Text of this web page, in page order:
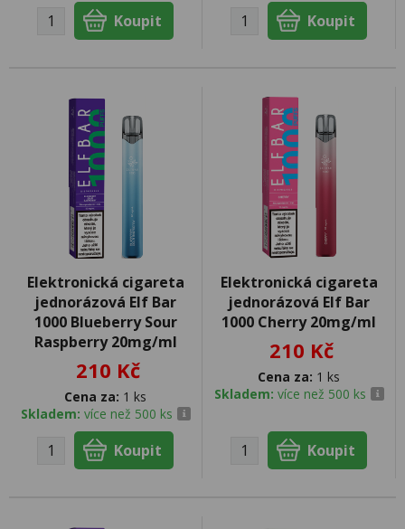
Elektronická cigareta
jednorázová Elf Bar
1000 Blueberry Sour
Raspberry 20mg/ml
210 Kč
Cena za: 1 ks
Skladem: více než 500 ks
Elektronická cigareta
jednorázová Elf Bar
1000 Cherry 20mg/ml
210 Kč
Cena za: 1 ks
Skladem: více než 500 ks